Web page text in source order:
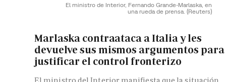
El ministro de Interior, Fernando Grande-Marlaska, en
una rueda de prensa. (Reuters)
Marlaska contraataca a Italia y les
devuelve sus mismos argumentos para
justificar el control fronterizo